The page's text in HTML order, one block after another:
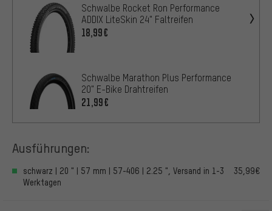
Schwalbe Rocket Ron Performance
ADDIX LiteSkin 24" Faltreifen
18,99€
Schwalbe Marathon Plus Performance
20" E-Bike Drahtreifen
21,99€
Ausführungen:
schwarz | 20 " | 57 mm | 57-406 | 2.25 ", Versand in 1-3
Werktagen
35,99€